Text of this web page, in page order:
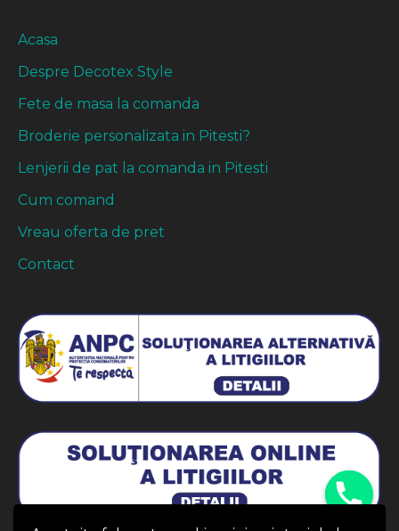
Acasa
Despre Decotex Style
Fete de masa la comanda
Broderie personalizata in Pitesti?
Lenjerii de pat la comanda in Pitesti
Cum comand
Vreau oferta de pret
Contact